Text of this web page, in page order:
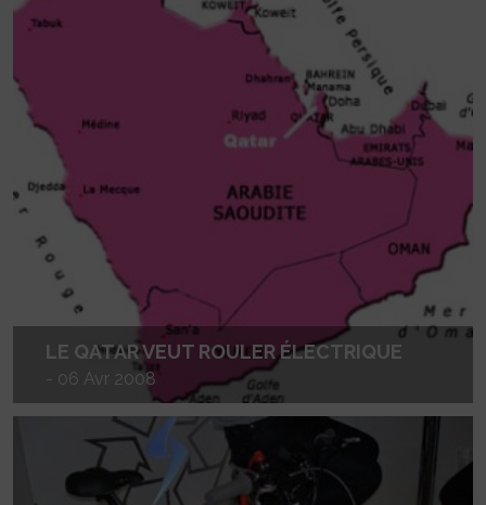
LE QATAR VEUT ROULER ÉLECTRIQUE
- 06 Avr 2008